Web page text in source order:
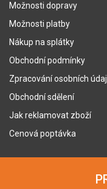
Možnosti dopravy
Možnosti platby
Nákup na splátky
Obchodní podmínky
Zpracování osobních
Obchodní sdělení
Jak reklamovat zboží
Cenová poptávka